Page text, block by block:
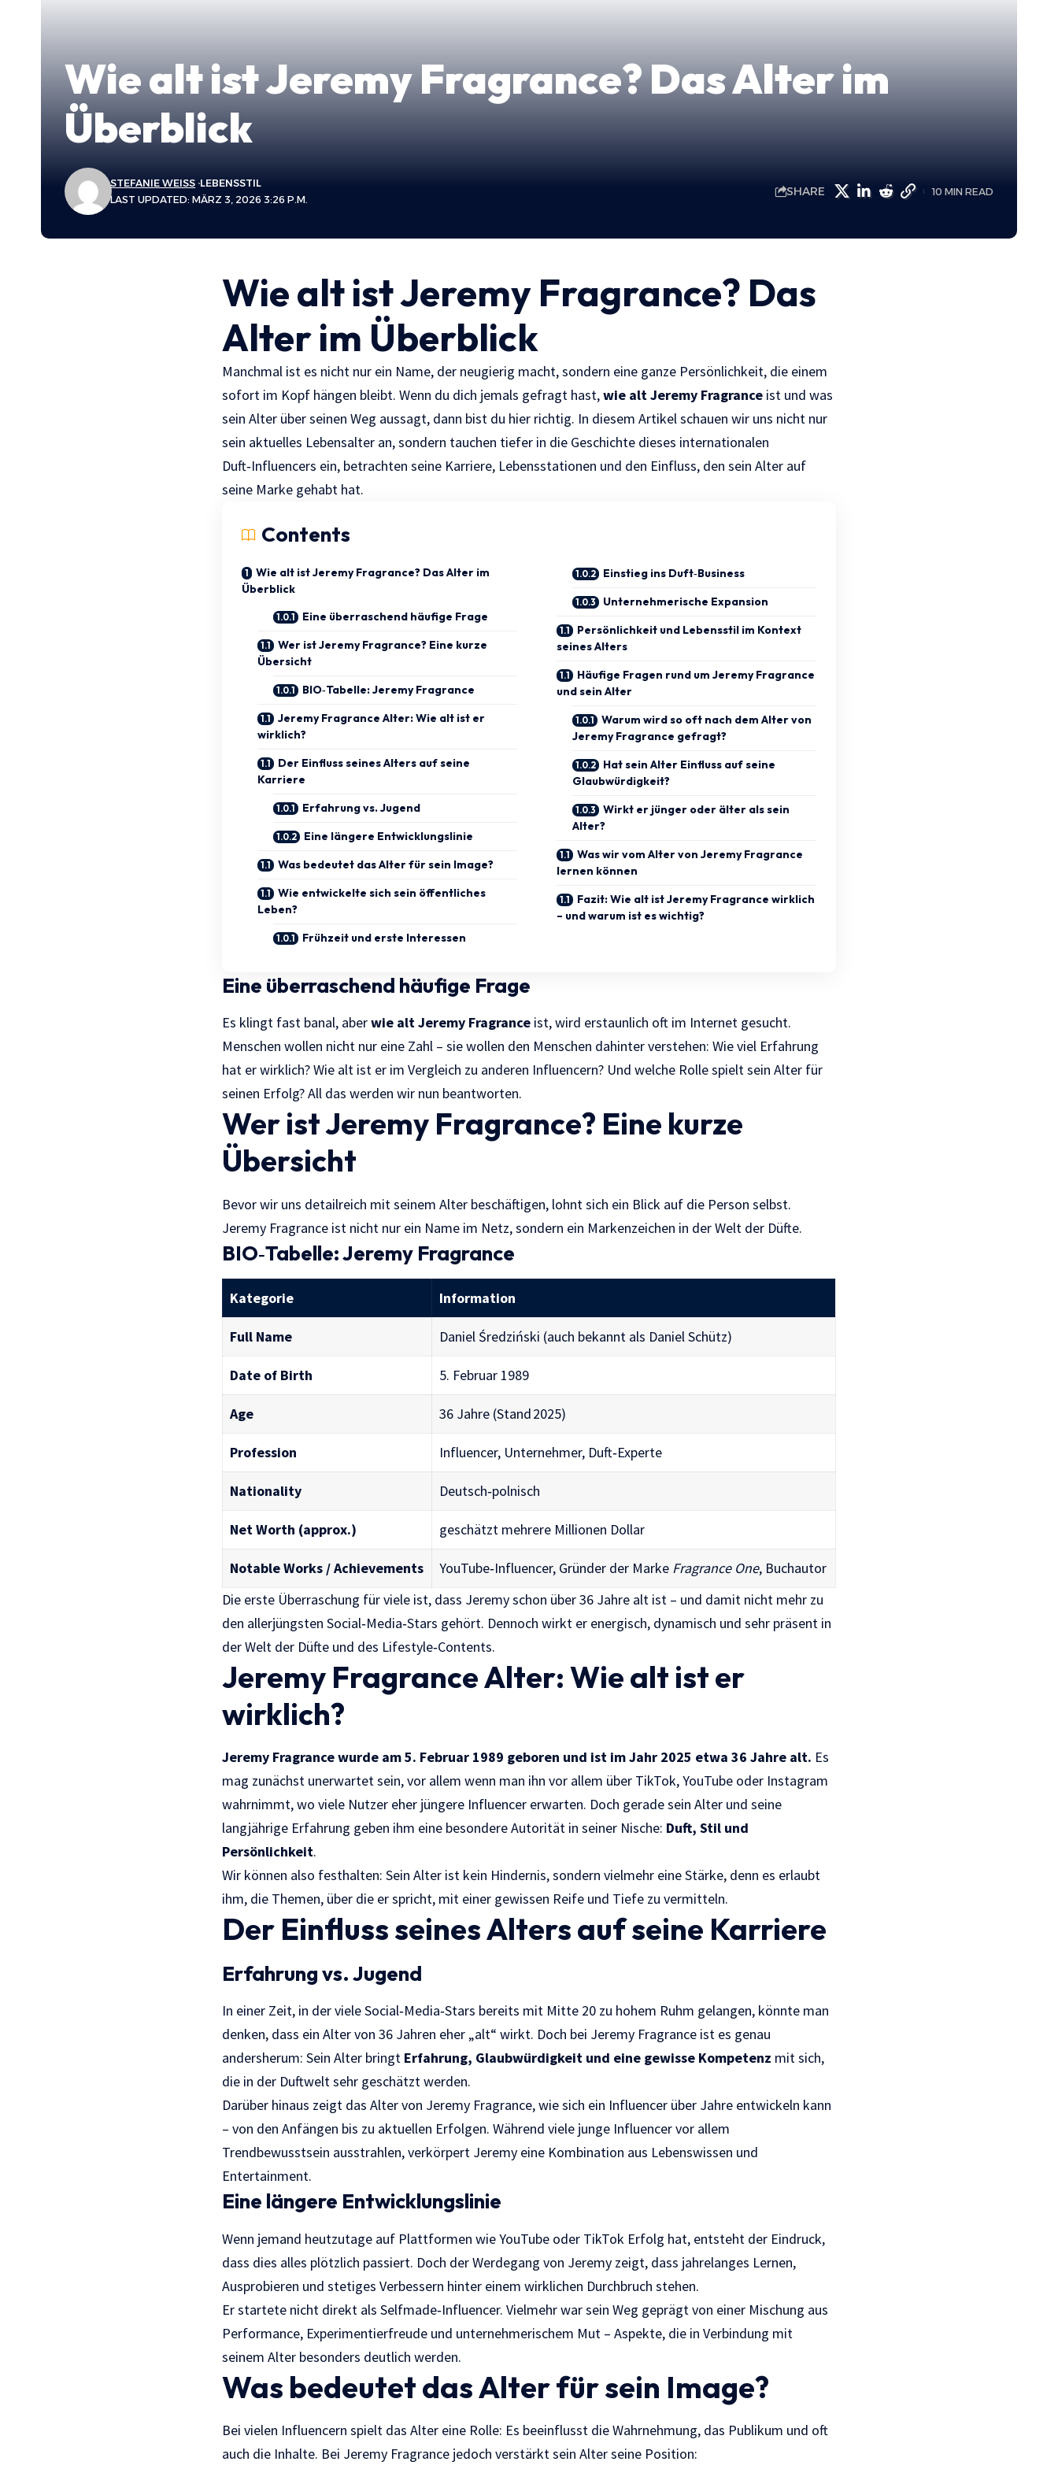
Wie alt ist Jeremy Fragrance? Das Alter im
Überblick
LAST UPDATED: MÄRZ 3, 2026 3:26 P.M.
STEFANIE WEISS LEBENSSTIL
SHARE 10 MIN READ
Wie alt ist Jeremy Fragrance? Das
Alter im Überblick
Manchmal ist es nicht nur ein Name, der neugierig macht, sondern eine ganze Persönlichkeit, die einem
sofort im Kopf hängen bleibt. Wenn du dich jemals gefragt hast,wie altJeremy Fragrance ist und was
sein Alter über seinen Weg aussagt, dann bist du hier richtig. In diesem Artikel schauen wir uns nicht nur
sein aktuelles Lebensalter an, sondern tauchen tiefer in die Geschichte dieses internationalen
Duft‑Influencers ein, betrachten seine Karriere, Lebensstationen und den Einfluss, den sein Alter auf
seine Marke gehabt hat.
Contents
Wie alt ist Jeremy Fragrance? Das Alter im
Überblick
Eine überraschend häufige Frage
Wer ist Jeremy Fragrance? Eine kurze
Übersicht
BIO‑Tabelle: Jeremy Fragrance
Jeremy Fragrance Alter: Wie alt ist er
wirklich?
Der Einfluss seines Alters auf seine
Karriere
Erfahrung vs. Jugend
Eine längere Entwicklungslinie
Was bedeutet das Alter für sein Image?
Wie entwickelte sich sein öffentliches
Leben?
Frühzeit und erste Interessen
Einstieg ins Duft‑Business
Unternehmerische Expansion
Persönlichkeit und Lebensstil im Kontext
seines Alters
Häufige Fragen rund um Jeremy Fragrance
und sein Alter
Warum wird so oft nach dem Alter von
Jeremy Fragrance gefragt?
Hat sein Alter Einfluss auf seine
Glaubwürdigkeit?
Wirkt er jünger oder älter als sein
Alter?
Was wir vom Alter von Jeremy Fragrance
lernen können
Fazit: Wie alt ist Jeremy Fragrance wirklich
– und warum ist es wichtig?
Eine überraschend häufige Frage
Es klingt fast banal, aberwie alt Jeremy Fragrance ist, wird erstaunlich oft im Internet gesucht.
Menschen wollen nicht nur eine Zahl – sie wollen den Menschen dahinter verstehen: Wie viel Erfahrung
hat er wirklich? Wie alt ist er im Vergleich zu anderen Influencern? Und welche Rolle spielt sein Alter für
seinen Erfolg? All das werden wir nun beantworten.
Wer ist Jeremy Fragrance? Eine kurze
Übersicht
Bevor wir uns detailreich mit seinem Alter beschäftigen, lohnt sich ein Blick auf die Person selbst.
Jeremy Fragrance ist nicht nur ein Name im Netz, sondern ein Markenzeichen in der Welt der Düfte.
BIO‑Tabelle: Jeremy Fragrance
Kategorie Information
Full Name Daniel Średziński (auch bekannt als Daniel Schütz)
Date of Birth 5. Februar 1989
Age 36 Jahre (Stand 2025)
Profession Influencer, Unternehmer, Duft‑Experte
Nationality Deutsch‑polnisch
Net Worth (approx.) geschätzt mehrere Millionen Dollar
Notable Works / Achievements YouTube‑Influencer, Gründer der Marke Fragrance One, Buchautor
Die erste Überraschung für viele ist, dass Jeremy schon über 36 Jahre alt ist – und damit nicht mehr zu
den allerjüngsten Social‑Media‑Stars gehört. Dennoch wirkt er energisch, dynamisch und sehr präsent in
der Welt der Düfte und des Lifestyle‑Contents.
Jeremy Fragrance Alter: Wie alt ist er
wirklich?
Jeremy Fragrancewurde am 5. Februar 1989 geboren und ist im Jahr 2025 etwa 36 Jahre alt. Es
mag zunächst unerwartet sein, vor allem wenn man ihn vor allem über TikTok, YouTube oder Instagram
wahrnimmt, wo viele Nutzer eher jüngere Influencer erwarten. Doch gerade sein Alter und seine
langjährige Erfahrung geben ihm eine besondere Autorität in seiner Nische: Duft, Stil und
Persönlichkeit.
Wir können also festhalten: Sein Alter ist kein Hindernis, sondern vielmehr eine Stärke, denn es erlaubt
ihm, die Themen, über die er spricht, mit einer gewissen Reife und Tiefe zu vermitteln.
Der Einfluss seines Alters auf seine Karriere
Erfahrung vs. Jugend
In einer Zeit, in der viele Social‑Media‑Stars bereits mit Mitte 20 zu hohem Ruhm gelangen, könnte man
denken, dass ein Alter von 36 Jahren eher „alt“ wirkt. Doch bei Jeremy Fragrance ist es genau
andersherum: Sein Alter bringt Erfahrung, Glaubwürdigkeit und eine gewisse Kompetenz mit sich,
die in der Duftwelt sehr geschätzt werden.
Darüber hinaus zeigt das Alter von Jeremy Fragrance, wie sich ein Influencer über Jahre entwickeln kann
– von den Anfängen bis zu aktuellen Erfolgen. Während viele junge Influencer vor allem
Trendbewusstsein ausstrahlen, verkörpert Jeremy eine Kombination aus Lebenswissen und
Entertainment.
Eine längere Entwicklungslinie
Wenn jemand heutzutage auf Plattformen wie YouTube oder TikTok Erfolg hat, entsteht der Eindruck,
dass dies alles plötzlich passiert. Doch der Werdegang von Jeremy zeigt, dass jahrelanges Lernen,
Ausprobieren und stetiges Verbessern hinter einem wirklichen Durchbruch stehen.
Er startete nicht direkt als Selfmade‑Influencer. Vielmehr war sein Weg geprägt von einer Mischung aus
Performance, Experimentierfreude und unternehmerischem Mut – Aspekte, die in Verbindung mit
seinem Alter besonders deutlich werden.
Was bedeutet das Alter für sein Image?
Bei vielen Influencern spielt das Alter eine Rolle: Es beeinflusst die Wahrnehmung, das Publikum und oft
auch die Inhalte. Bei Jeremy Fragrance jedoch verstärkt sein Alter seine Position: